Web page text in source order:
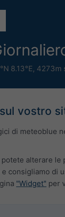
8.13°E, 4273m
vostro
di meteoblue
alterare
consigliamo di
"Widget" per